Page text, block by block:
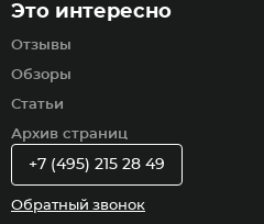
Это интересно
Отзывы
Обзоры
Статьи
Архив страниц
+7 (495) 215 28 49
Обратный звонок